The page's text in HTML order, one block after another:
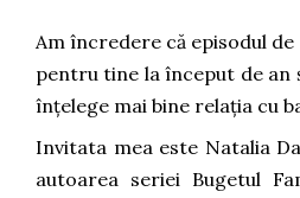
Am încredere că episodul de
pentru tine la început de an
înțelege mai bine relația cu
Invitata mea este Natalia
autoarea seriei Bugetul